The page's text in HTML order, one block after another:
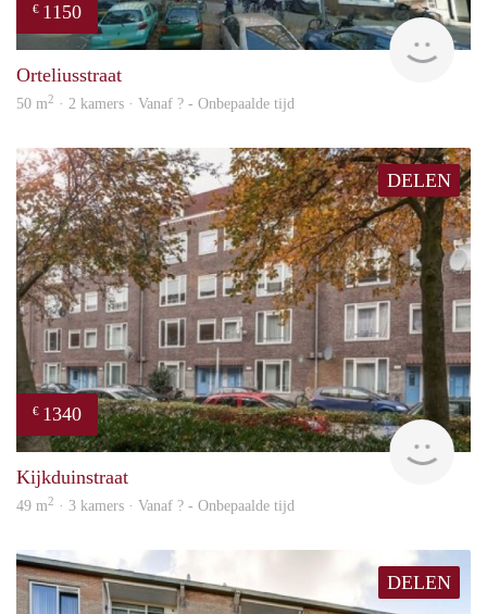
€ 1150
Orteliusstraat
50 m2 · 2 kamers · Vanaf ? - Onbepaalde tijd
DELEN
€ 1340
rent
Kijkduinstraat
49 m2 · 3 kamers · Vanaf ? - Onbepaalde tijd
DELEN